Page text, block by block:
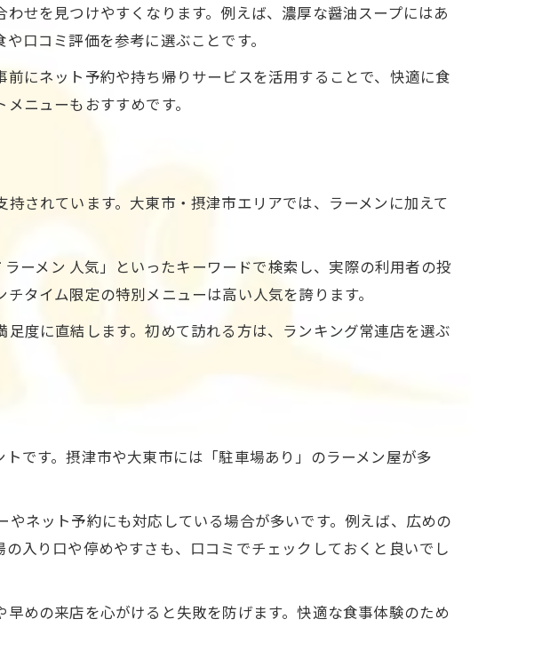
定食の新発見を
たな味覚体験
食を探す方法
食の注目ポイント
の定食時間
食ランチ時間
ン屋定食紹介
ン屋の定食選び
る休日の過ごし方
ューの楽しみ方
定食特集
屋定食の魅力
々の定食時間
チ定食の選び方
せを見つけやすくなります。例えば、濃厚な醤油スープにはあ
口コミ評価を参考に選ぶことです。
にネット予約や持ち帰りサービスを活用することで、快適に食
ニューもおすすめです。
されています。大東市・摂津市エリアでは、ラーメンに加えて
ーメン 人気」といったキーワードで検索し、実際の利用者の投
タイム限定の特別メニューは高い人気を誇ります。
度に直結します。初めて訪れる方は、ランキング常連店を選ぶ
です。摂津市や大東市には「駐車場あり」のラーメン屋が多
ネット予約にも対応している場合が多いです。例えば、広めの
入り口や停めやすさも、口コミでチェックしておくと良いでし
めの来店を心がけると失敗を防げます。快適な食事体験のため